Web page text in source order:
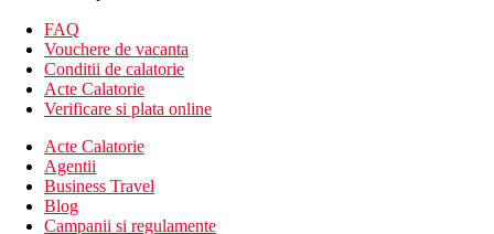
aer conditionat
sanitare proprii (baie, uscator de par, toaleta)
televizor
seif (gratuit)
bere)
balcon sau terasa
Cazare contra cost
Camera Deluxe - camere renovate
FAQ
Vouchere de vacanta
Conditii de calatorie
Acte Calatorie
Verificare si plata online
Acte Calatorie
Agentii
Business Travel
Blog
Campanii si regulamente